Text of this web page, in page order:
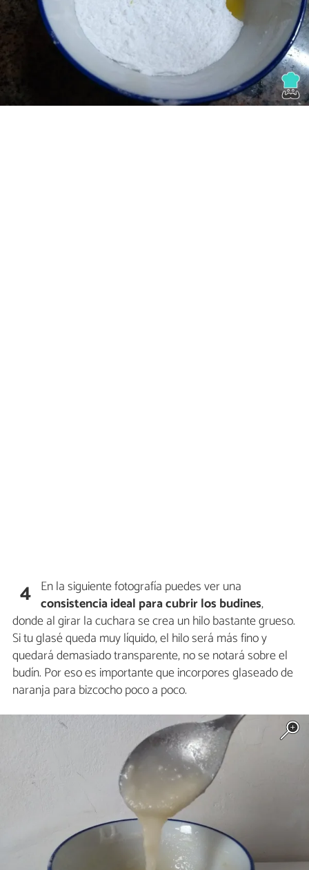
4 En la siguiente fotografía puedes ver una
consistencia ideal para cubrir los budines,
donde al girar la cuchara se crea un hilo bastante grueso.
Si tu glasé queda muy líquido, el hilo será más fino y
quedará demasiado transparente, no se notará sobre el
budín. Por eso es importante que incorpores glaseado de
naranja para bizcocho poco a poco.